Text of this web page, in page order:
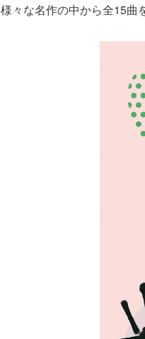
様々な名作の中から全15曲